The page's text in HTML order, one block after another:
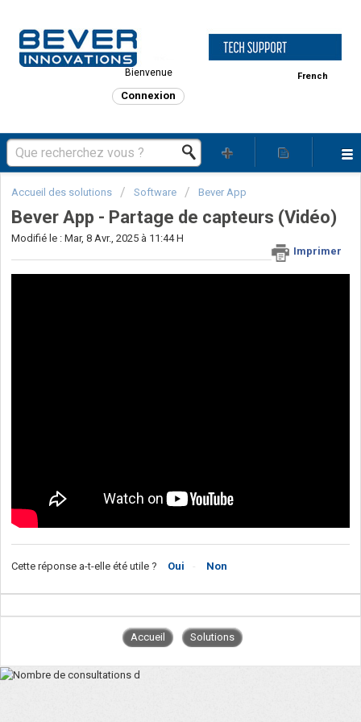
French
Bienvenue
Connexion
Accueil des solutions Software Bever App
Bever App - Partage de capteurs (Vidéo)
Imprimer
Modifié le : Mar, 8 Avr., 2025 à 11:44 H
Cette réponse a-t-elle été utile ? Oui Non
Accueil Solutions